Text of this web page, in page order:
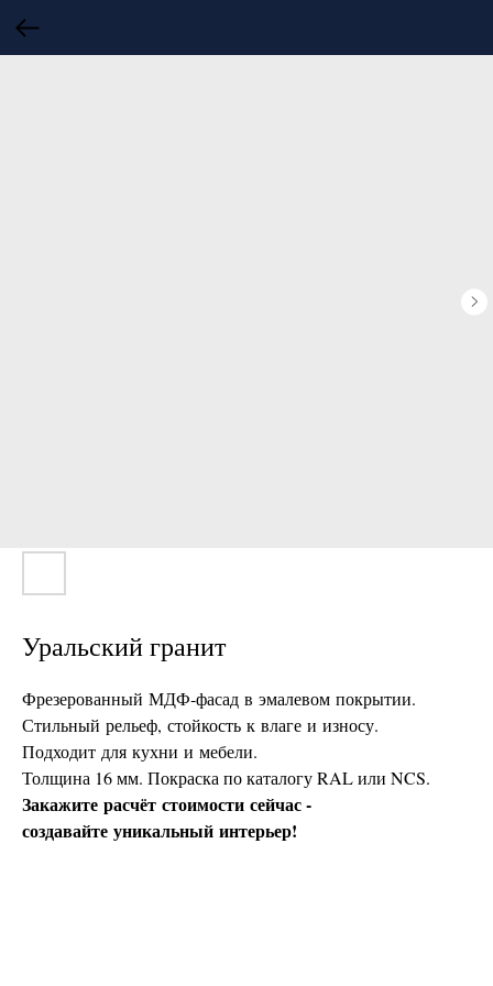
Уральский гранит
Фрезерованный МДФ‑фасад в эмалевом покрытии.
Стильный рельеф, стойкость к влаге и износу.
Подходит для кухни и мебели.
Толщина 16 мм. Покраска по каталогу RAL или NCS.
Закажите расчёт стоимости сейчас -
создавайте уникальный интерьер!